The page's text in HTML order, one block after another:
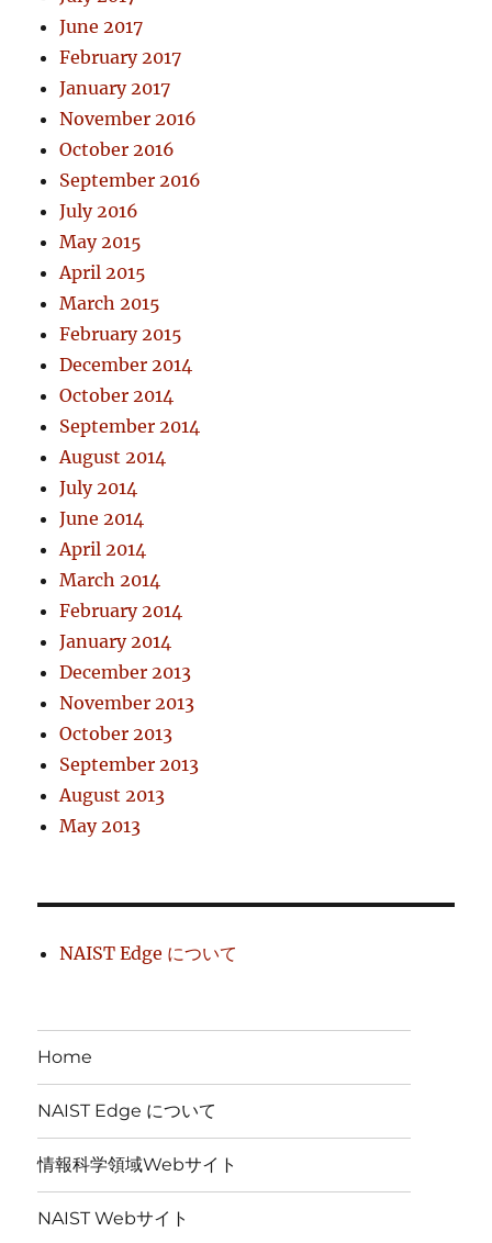
June 2017
February 2017
January 2017
November 2016
October 2016
September 2016
July 2016
May 2015
April 2015
March 2015
February 2015
December 2014
October 2014
September 2014
August 2014
July 2014
June 2014
April 2014
March 2014
February 2014
January 2014
December 2013
November 2013
October 2013
September 2013
August 2013
May 2013
NAIST Edge について
Home
NAIST Edge について
情報科学領域Webサイト
NAIST Webサイト